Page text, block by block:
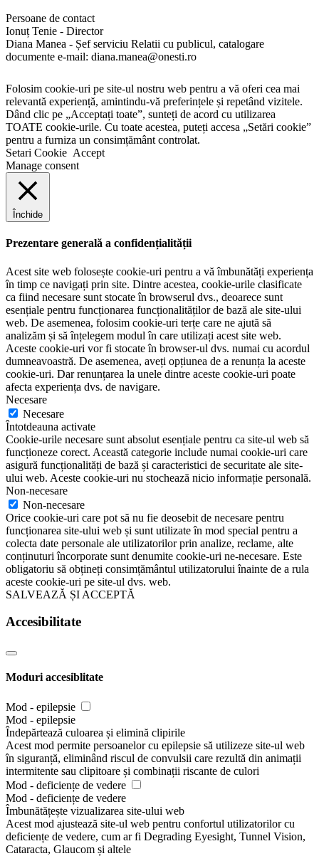
Persoane de contact
Ionuț Tenie - Director
Diana Manea - Șef serviciu Relatii cu publicul, catalogare
documente e-mail: diana.manea@onesti.ro
Folosim cookie-uri pe site-ul nostru web pentru a vă oferi cea mai
relevantă experiență, amintindu-vă preferințele și repetând vizitele.
Dând clic pe „Acceptați toate”, sunteți de acord cu utilizarea
TOATE cookie-urile. Cu toate acestea, puteți accesa „Setări cookie”
pentru a furniza un consimțământ controlat.
Setari Cookie Accept
Manage consent
Închide
Prezentare generală a confidențialității
Acest site web folosește cookie-uri pentru a vă îmbunătăți experiența
în timp ce navigați prin site. Dintre acestea, cookie-urile clasificate
ca fiind necesare sunt stocate în browserul dvs., deoarece sunt
esențiale pentru funcționarea funcționalităților de bază ale site-ului
web. De asemenea, folosim cookie-uri terțe care ne ajută să
analizăm și să înțelegem modul în care utilizați acest site web.
Aceste cookie-uri vor fi stocate în browser-ul dvs. numai cu acordul
dumneavoastră. De asemenea, aveți opțiunea de a renunța la aceste
cookie-uri. Dar renunțarea la unele dintre aceste cookie-uri poate
afecta experiența dvs. de navigare.
Necesare
Necesare
Întotdeauna activate
Cookie-urile necesare sunt absolut esențiale pentru ca site-ul web să
funcționeze corect. Această categorie include numai cookie-uri care
asigură funcționalități de bază și caracteristici de securitate ale site-
ului web. Aceste cookie-uri nu stochează nicio informație personală.
Non-necesare
Non-necesare
Orice cookie-uri care pot să nu fie deosebit de necesare pentru
funcționarea site-ului web și sunt utilizate în mod special pentru a
colecta date personale ale utilizatorilor prin analize, reclame, alte
conținuturi încorporate sunt denumite cookie-uri ne-necesare. Este
obligatoriu să obțineți consimțământul utilizatorului înainte de a rula
aceste cookie-uri pe site-ul dvs. web.
SALVEAZĂ ȘI ACCEPTĂ
Accesibilitate
Moduri accesiblitate
Mod - epilepsie
Mod - epilepsie
Îndepărtează culoarea și elimină clipirile
Acest mod permite persoanelor cu epilepsie să utilizeze site-ul web
în siguranță, eliminând riscul de convulsii care rezultă din animații
intermitente sau clipitoare și combinații riscante de culori
Mod - deficiențe de vedere
Mod - deficiențe de vedere
Îmbunătățește vizualizarea site-ului web
Acest mod ajustează site-ul web pentru confortul utilizatorilor cu
deficiențe de vedere, cum ar fi Degrading Eyesight, Tunnel Vision,
Cataracta, Glaucom și altele